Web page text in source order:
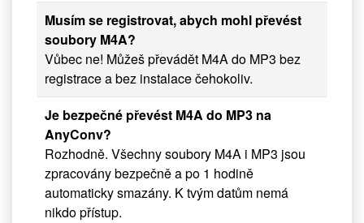
Musím se registrovat, abych mohl převést
soubory M4A?
Vůbec ne! Můžeš převádět M4A do MP3 bez
registrace a bez instalace čehokoliv.
Je bezpečné převést M4A do MP3 na
AnyConv?
Rozhodně. Všechny soubory M4A i MP3 jsou
zpracovány bezpečně a po 1 hodině
automaticky smazány. K tvým datům nemá
nikdo přístup.